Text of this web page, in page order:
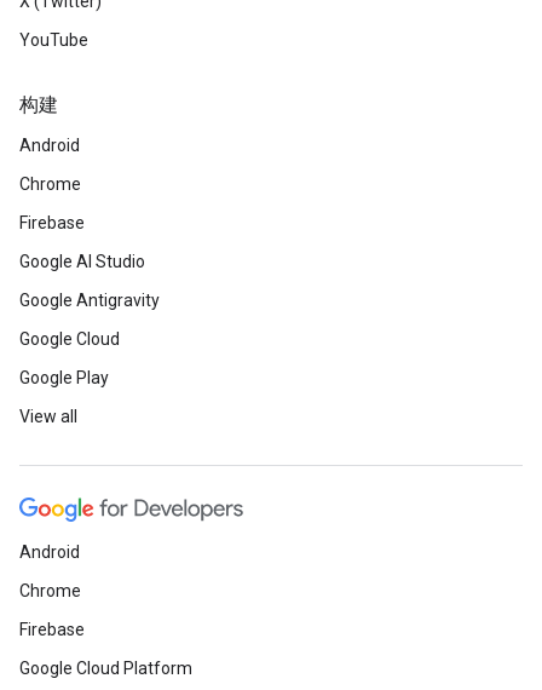
YouTube
构建
Android
Chrome
Firebase
Google AI Studio
Google Antigravity
Google Cloud
Google Play
View all
Android
Chrome
Firebase
Google Cloud Platform